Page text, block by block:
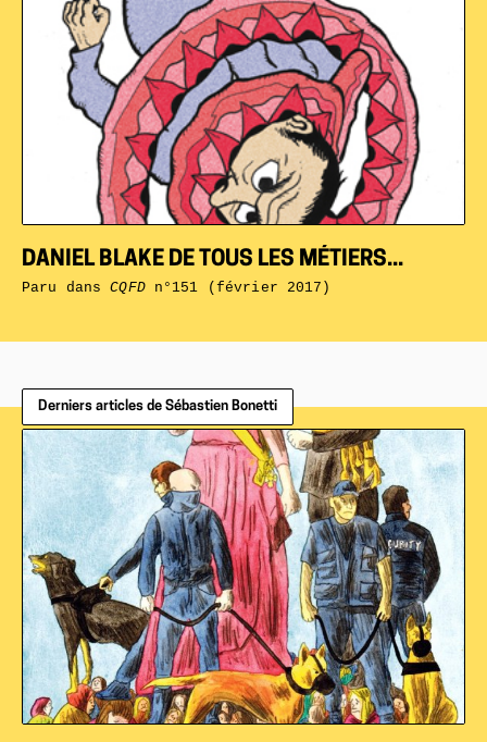
DANIEL BLAKE DE TOUS LES MÉTIERS...
Paru dansCQFDn°151 (février 2017)
Derniers articles de Sébastien Bonetti